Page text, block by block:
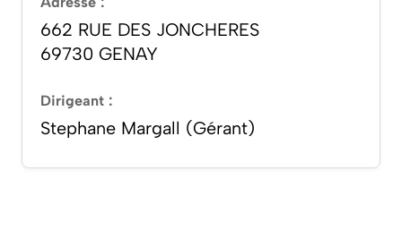
662 RUE DES JONCHERES
69730 GENAY
Dirigeant :
Stephane Margall (Gérant)